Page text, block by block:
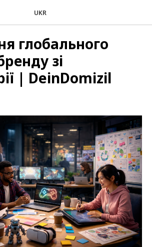
UKR
глобального
зі
| DeinDomizil